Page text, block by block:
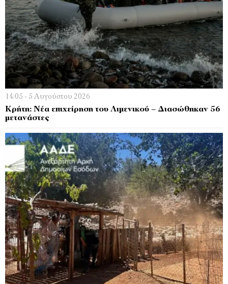
14:05 - 5 Αυγούστου 2026
Κρήτη: Νέα επιχείρηση του Λιμενικού – Διασώθηκαν 56
μετανάστες